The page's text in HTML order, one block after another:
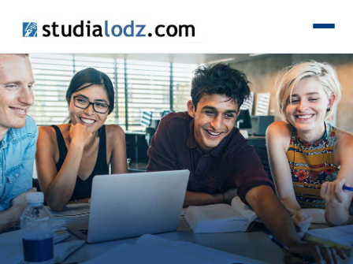
KIERUNKI